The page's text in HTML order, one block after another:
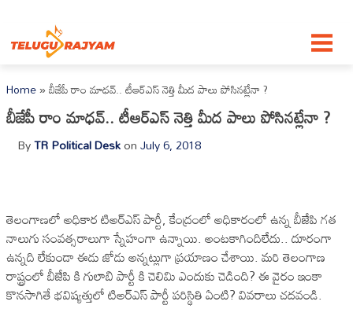
Home»బీజేపీ రాం మాధవ్.. టీఆర్ఎస్ నెత్తి మీద పాలు పోసినట్లేనా ?
బీజేపీ రాం మాధవ్.. టీఆర్ఎస్ నెత్తి మీద పాలు పోసినట్లేనా ?
ByTR Political DeskonJuly 6, 2018
తెలంగాణలో అధికార టిఅర్ఎస్ పార్టీ, కేంద్రంలో అధికారంలో ఉన్న బీజేపి గత
నాలుగు సంవత్సరాలుగా స్నేహంగా ఉన్నాయి. అంటకాగిందిలేదు.. దూరంగా
ఉన్నది లేకుండా ఈడు జోడు అన్నట్లుగా ప్రయాణం చేశాయి. మరి తెలంగాణ
రాష్ట్రంలో బీజేపి కి గులాబి పార్టీ కి చెలిమి ఎందుకు చెడింది? ఈ వైరం ఇంకా
కొనసాగితే భవిష్యత్తులో టిఅర్ఎస్ పార్టీ పరిస్థితి ఏంటి? వివరాలు చదవండి.